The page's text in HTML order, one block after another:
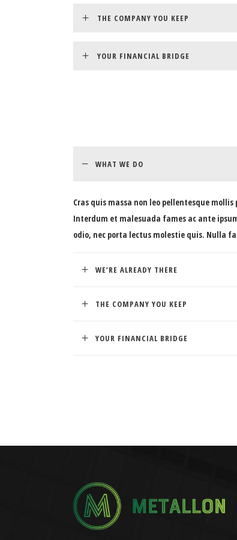
THE COMPANY YOU KEEP
YOUR FINANCIAL BRIDGE
WHAT WE DO
Cras quis massa non leo pellentesque
Interdum et malesuada fames ac ante
odio, nec porta lectus molestie quis. Nulla
WE’RE ALREADY THERE
THE COMPANY YOU KEEP
YOUR FINANCIAL BRIDGE